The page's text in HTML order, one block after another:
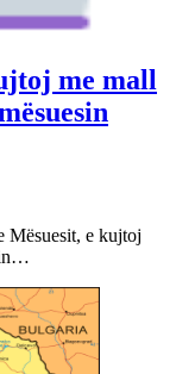
me mall
Mësuesit, e kujtoj